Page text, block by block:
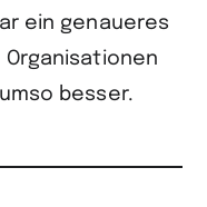
ein genaueres
besser.